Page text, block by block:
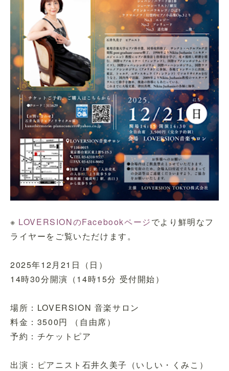
※ LOVERSIONのFacebookページでより鮮明なフ
ライヤーをご覧いただけます。
2025年12月21日（日）
14時30分開演（14時15分 受付開始）
場所：LOVERSION 音楽サロン
料金：3500円 （自由席）
予約：チケットピア
出演：ピアニスト石井久美子（いしい・くみこ）